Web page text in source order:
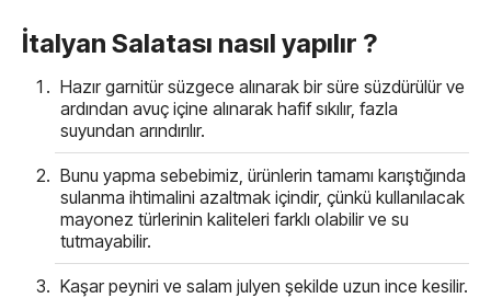
İtalyan Salatası nasıl yapılır ?
Hazır garnitür süzgece alınarak bir süre süzdürülür ve
ardından avuç içine alınarak hafif sıkılır, fazla
suyundan arındırılır.
Bunu yapma sebebimiz, ürünlerin tamamı karıştığında
sulanma ihtimalini azaltmak içindir, çünkü kullanılacak
mayonez türlerinin kaliteleri farklı olabilir ve su
tutmayabilir.
Kaşar peyniri ve salam julyen şekilde uzun ince kesilir.